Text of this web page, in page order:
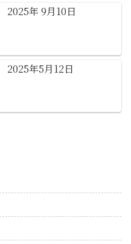
年 9月10日
年5月12日